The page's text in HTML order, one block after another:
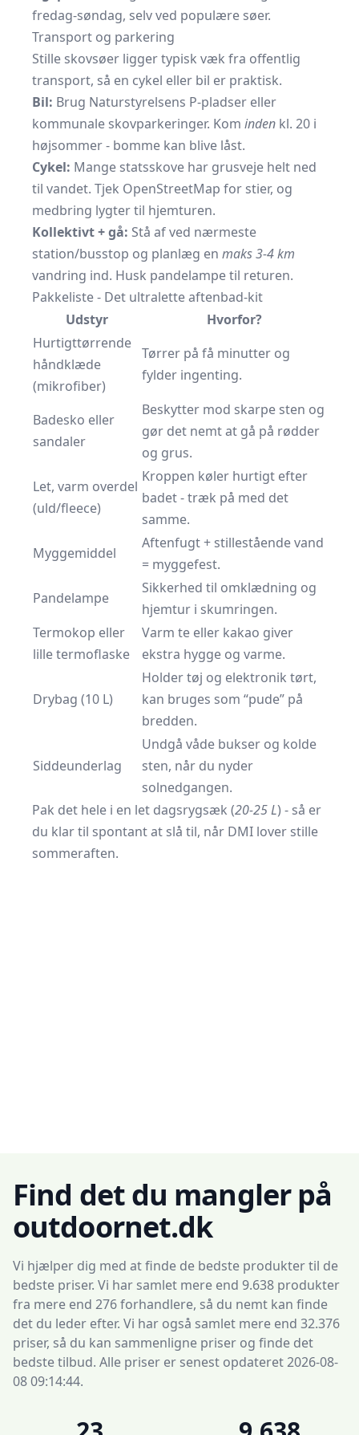
fredag-søndag, selv ved populære søer.
Transport og parkering
Stille skovsøer ligger typisk væk fra offentlig
transport, så en cykel eller bil er praktisk.
Bil: Brug Naturstyrelsens P-pladser eller
kommunale skovparkeringer. Kom inden kl. 20 i
højsommer - bomme kan blive låst.
Cykel: Mange statsskove har grusveje helt ned
til vandet. Tjek OpenStreetMap for stier, og
medbring lygter til hjemturen.
Kollektivt + gå: Stå af ved nærmeste
station/busstop og planlæg en maks 3-4 km
vandring ind. Husk pandelampetil returen.
Pakkeliste - Det ultralette aftenbad-kit
Udstyr
Hvorfor?
Hurtigttørrende
håndklæde
(mikrofiber)
Tørrer på få minutter og
fylder ingenting.
Badesko eller
sandaler
Beskytter mod skarpe sten og
gør det nemt at gå på rødder
og grus.
Let, varm overdel
(uld/fleece)
Kroppen køler hurtigt efter
badet - træk på med det
samme.
Myggemiddel
Aftenfugt + stillestående vand
= myggefest.
Pandelampe
Sikkerhed til omklædning og
hjemtur i skumringen.
Termokop eller
lille termoflaske
Varm te eller kakao giver
ekstra hygge og varme.
Drybag (10 L)
Holder tøj og elektronik tørt,
kan bruges som “pude” på
bredden.
Siddeunderlag
Undgå våde bukser og kolde
sten, når du nyder
solnedgangen.
Pak det hele i en let dagsrygsæk (20-25 L) - så er
du klar til spontant at slå til, når DMI lover stille
sommeraften.
Find det du mangler på
outdoornet.dk
Vi hjælper dig med at finde de bedste produkter til de
bedste priser. Vi har samlet mere end 9.638 produkter
fra mere end 276 forhandlere, så du nemt kan finde
det du leder efter. Vi har også samlet mere end 32.376
priser, så du kan sammenligne priser og finde det
bedste tilbud. Alle priser er senest opdateret 2026-08-
08 09:14:44.